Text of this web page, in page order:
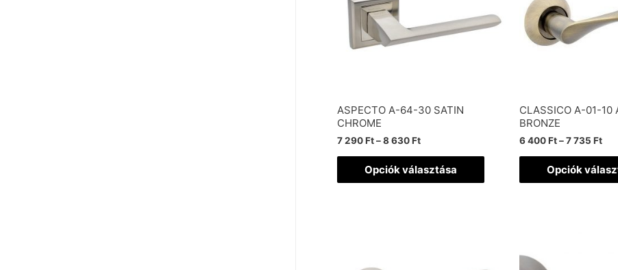
ASPECTO A-64-30 SATIN
CHROME
7 290Ft–8 630Ft
Opciók választása
CLASSICO A-01-10
BRONZE
6 400Ft–7 735 Ft
Opciók